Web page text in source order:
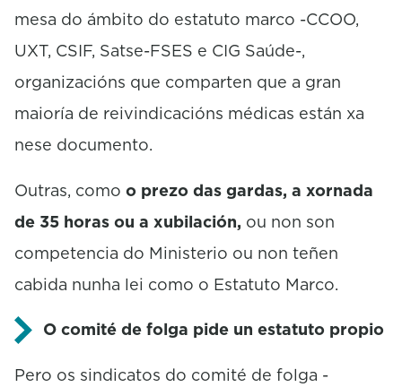
mesa do ámbito do estatuto marco -CCOO,
UXT, CSIF, Satse-FSES e CIG Saúde-,
organizacións que comparten que a gran
maioría de reivindicacións médicas están xa
nese documento.
Outras, como o prezo das gardas, a xornada
de 35 horas ou a xubilación, ou non son
competencia do Ministerio ou non teñen
cabida nunha lei como o Estatuto Marco.
O comité de folga pide un estatuto propio
Pero os sindicatos do comité de folga -